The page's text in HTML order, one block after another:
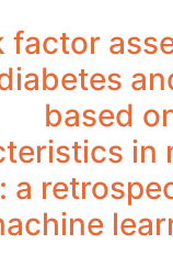
factor
based
in
a